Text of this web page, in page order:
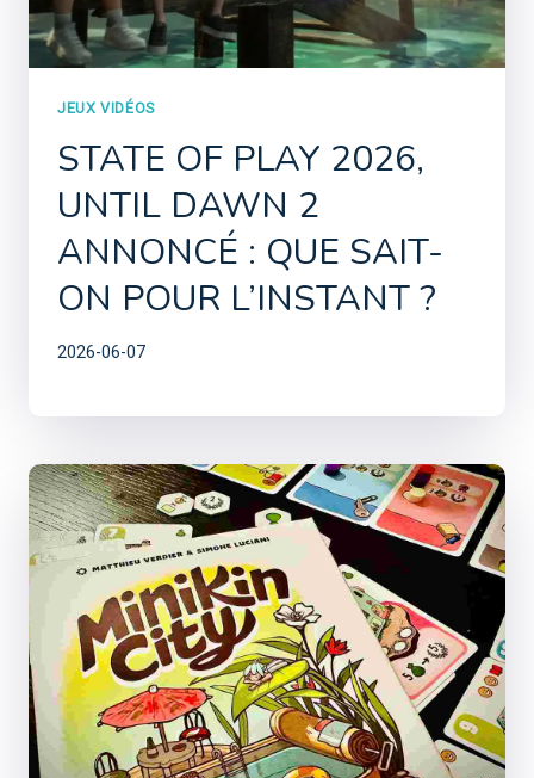
JEUX VIDÉOS
STATE OF PLAY 2026,
UNTIL DAWN 2
ANNONCÉ : QUE SAIT-
ON POUR L’INSTANT ?
2026-06-07